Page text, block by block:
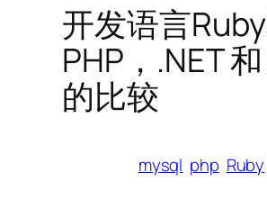
开发语言
PHP，.NET
的比较
mysql php Ruby